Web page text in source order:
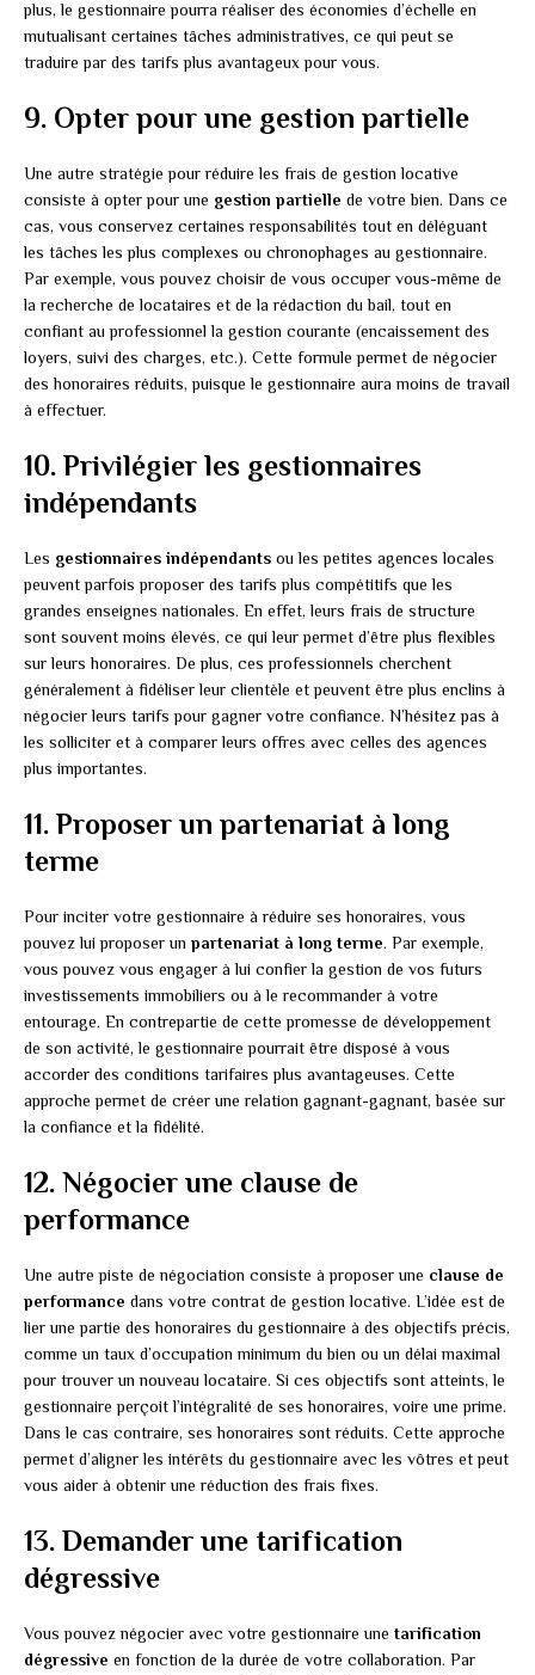
plus, le gestionnaire pourra réaliser des économies d’échelle en
mutualisant certaines tâches administratives, ce qui peut se
traduire par des tarifs plus avantageux pour vous.
9. Opter pour une gestion partielle
Une autre stratégie pour réduire les frais de gestion locative
consiste à opter pour une gestion partielle de votre bien. Dans ce
cas, vous conservez certaines responsabilités tout en déléguant
les tâches les plus complexes ou chronophages au gestionnaire.
Par exemple, vous pouvez choisir de vous occuper vous-même de
la recherche de locataires et de la rédaction du bail, tout en
confiant au professionnel la gestion courante (encaissement des
loyers, suivi des charges, etc.). Cette formule permet de négocier
des honoraires réduits, puisque le gestionnaire aura moins de travail
à effectuer.
10. Privilégier les gestionnaires
indépendants
Les gestionnaires indépendants ou les petites agences locales
peuvent parfois proposer des tarifs plus compétitifs que les
grandes enseignes nationales. En effet, leurs frais de structure
sont souvent moins élevés, ce qui leur permet d’être plus flexibles
sur leurs honoraires. De plus, ces professionnels cherchent
généralement à fidéliser leur clientèle et peuvent être plus enclins à
négocier leurs tarifs pour gagner votre confiance. N’hésitez pas à
les solliciter et à comparer leurs offres avec celles des agences
plus importantes.
11. Proposer un partenariat à long
terme
Pour inciter votre gestionnaire à réduire ses honoraires, vous
pouvez lui proposer un partenariat à long terme. Par exemple,
vous pouvez vous engager à lui confier la gestion de vos futurs
investissements immobiliers ou à le recommander à votre
entourage. En contrepartie de cette promesse de développement
de son activité, le gestionnaire pourrait être disposé à vous
accorder des conditions tarifaires plus avantageuses. Cette
approche permet de créer une relation gagnant-gagnant, basée sur
la confiance et la fidélité.
12. Négocier une clause de
performance
Une autre piste de négociation consiste à proposer une clause de
performance dans votre contrat de gestion locative. L’idée est de
lier une partie des honoraires du gestionnaire à des objectifs précis,
comme un taux d’occupation minimum du bien ou un délai maximal
pour trouver un nouveau locataire. Si ces objectifs sont atteints, le
gestionnaire perçoit l’intégralité de ses honoraires, voire une prime.
Dans le cas contraire, ses honoraires sont réduits. Cette approche
permet d’aligner les intérêts du gestionnaire avec les vôtres et peut
vous aider à obtenir une réduction des frais fixes.
13. Demander une tarification
dégressive
Vous pouvez négocier avec votre gestionnaire une tarification
dégressive en fonction de la durée de votre collaboration. Par